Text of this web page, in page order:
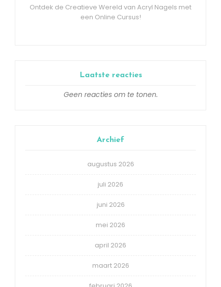
Ontdek de Creatieve Wereld van Acryl Nagels met
een Online Cursus!
Laatste reacties
Geen reacties om te tonen.
Archief
augustus 2026
juli 2026
juni 2026
mei 2026
april 2026
maart 2026